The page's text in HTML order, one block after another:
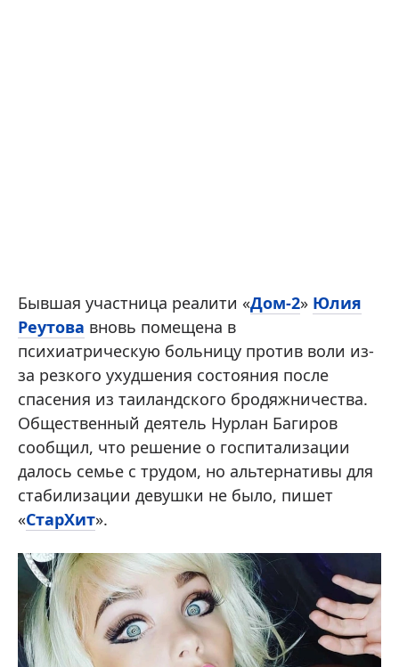
Бывшая участница реалити «Дом-2» Юлия
Реутова вновь помещена в
психиатрическую больницу против воли из-
за резкого ухудшения состояния после
спасения из таиландского бродяжничества.
Общественный деятель Нурлан Багиров
сообщил, что решение о госпитализации
далось семье с трудом, но альтернативы для
стабилизации девушки не было, пишет
«СтарХит».